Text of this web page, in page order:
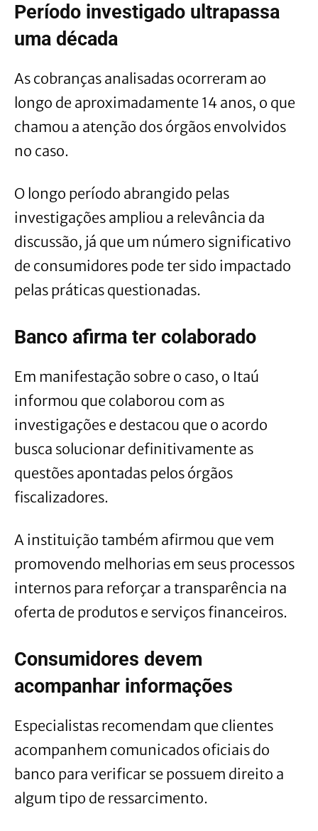
Período investigado ultrapassa
uma década
As cobranças analisadas ocorreram ao
longo de aproximadamente 14 anos, o que
chamou a atenção dos órgãos envolvidos
no caso.
O longo período abrangido pelas
investigações ampliou a relevância da
discussão, já que um número significativo
de consumidores pode ter sido impactado
pelas práticas questionadas.
Banco afirma ter colaborado
Em manifestação sobre o caso, o Itaú
informou que colaborou com as
investigações e destacou que o acordo
busca solucionar definitivamente as
questões apontadas pelos órgãos
fiscalizadores.
A instituição também afirmou que vem
promovendo melhorias em seus processos
internos para reforçar a transparência na
oferta de produtos e serviços financeiros.
Consumidores devem
acompanhar informações
Especialistas recomendam que clientes
acompanhem comunicados oficiais do
banco para verificar se possuem direito a
algum tipo de ressarcimento.